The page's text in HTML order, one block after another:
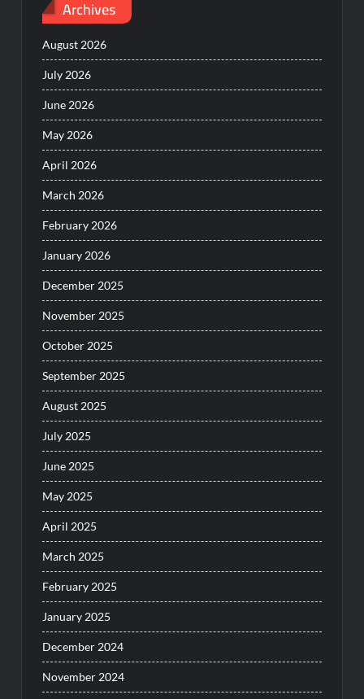
Archives
August 2026
July 2026
June 2026
May 2026
April 2026
March 2026
February 2026
January 2026
December 2025
November 2025
October 2025
September 2025
August 2025
July 2025
June 2025
May 2025
April 2025
March 2025
February 2025
January 2025
December 2024
November 2024